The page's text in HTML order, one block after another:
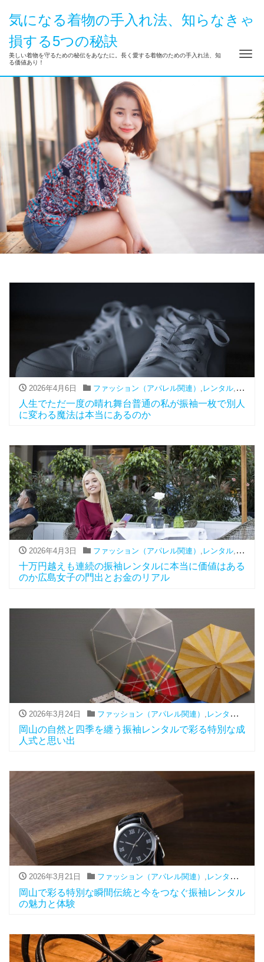
気になる着物の手入れ法、知らなきゃ
損する5つの秘訣
美しい着物を守るための秘伝をあなたに。長く愛する着物のための手入れ法、知
る価値あり！
ナ
2026年4月6日 ファッション（アパレル関連） レンタル, 振袖
人生でただ一度の晴れ舞台普通の私が振袖一枚で別人
に変わる魔法は本当にあるのか
2026年4月3日 ファッション（アパレル関連） , レンタル, 振袖
十万円越えも連続の振袖レンタルに本当に価値はある
のか広島女子の門出とお金のリアル
2026年3月24日 ファッション（アパレル関連） レンタル ,
岡山の自然と四季を纏う振袖レンタルで彩る特別な成
人式と思い出
2026年3月21日 ファッション（アパレル関連） , レンタル ,
岡山で彩る特別な瞬間伝統と今をつなぐ振袖レンタル
の魅力と体験